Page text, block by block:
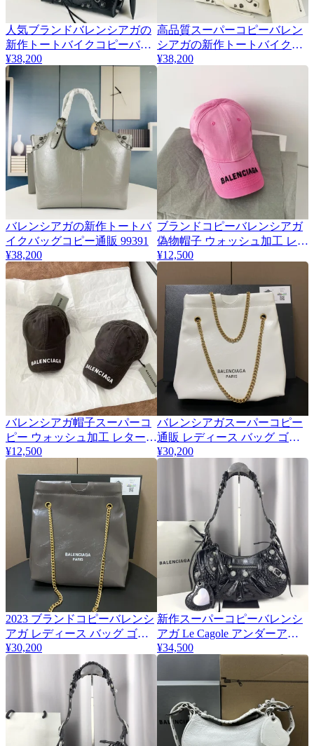
人気ブランドバレンシアガの
新作トートバイクコピーバッ
グ 99391-2
¥38,200
高品質スーパーコピーバレン
シアガの新作トートバイクバ
ッグ 99391-1
¥38,200
バレンシアガの新作トートバ
イクバッグコピー通販 99391
¥38,200
ブランドコピーバレンシアガ
偽物帽子 ウォッシュ加工 レタ
ード刺繍入りハット 132370
¥12,500
バレンシアガ帽子スーパーコ
ピー ウォッシュ加工 レタード
刺繍入りハット 132371
¥12,500
バレンシアガスーパーコピー
通販 レディース バッグ ゴミ
袋 ba136609-1
¥30,200
2023 ブランドコピーバレンシ
アガ レディース バッグ ゴミ
袋 ba136609
¥30,200
新作スーパーコピーバレンシ
アガ Le Cagole アンダーアー
ム バッグ bar92718-1
¥34,500